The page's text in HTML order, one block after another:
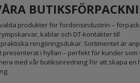
produkter för fordonsindustrin –
kablar och DT-kontakter till
rengöringsdukar. Sortimentet är
i hyllan – perfekt för kunder som
med vår butiksinredning för att skapa en